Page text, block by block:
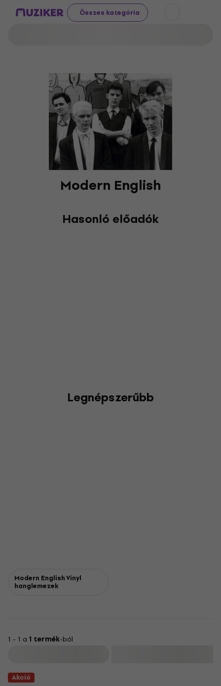
Összes kategória
Modern English
Hasonló előadók
Legnépszerűbb
Modern English Vinyl
hanglemezek
1 - 1 a 1 termék-ból
Akció